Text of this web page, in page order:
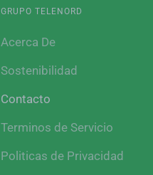
GRUPO TELENORD
Acerca De
Sostenibilidad
Contacto
Terminos de Servicio
Politicas de Privacidad